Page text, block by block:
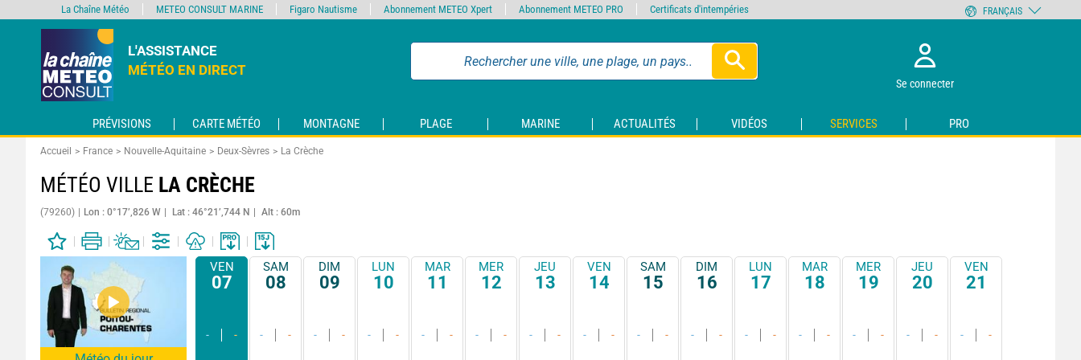
L'ASSISTANCE
MÉTÉO EN DIRECT
Se connecter
PRÉVISIONS CARTE MÉTÉO MONTAGNE PLAGE MARINE ACTUALITÉS VIDÉOS SERVICES PRO
Accueil France Nouvelle-Aquitaine Deux-Sèvres La Crèche
MÉTÉO VILLE LA CRÈCHE
(79260) Lon : 0°17’,826 W Lat : 46°21’,744 N Alt : 60m
VEN
07
- -
SAM
08
- -
DIM
09
- -
LUN
10
- -
MAR
11
- -
MER
12
- -
JEU
13
- -
VEN
14
- -
SAM
15
- -
DIM
16
- -
LUN
17
- -
MAR
18
- -
MER
19
- -
JEU
20
- -
VEN
21
- -
La Chaîne Météo METEO CONSULT MARINE Figaro Nautisme Abonnement METEO Xpert Abonnement METEO PRO Certificats d'intempéries FRANÇAIS